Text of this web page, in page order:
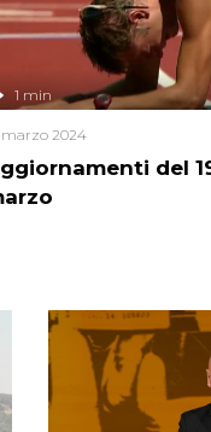
del
1 min
marzo 2024